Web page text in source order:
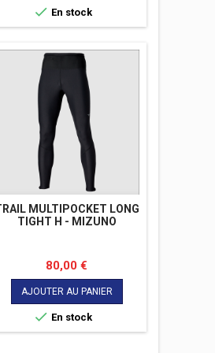
et de fonctionnalité. - Sans
doublure. - Ourlet arrière plus
silicone antidérapant au niveau
de l'ourlet.
 En stock
MULTIPOCKET LONG
TIGHT H - MIZUNO
Prix
80,00 €
AJOUTER AU PANIER
 En stock